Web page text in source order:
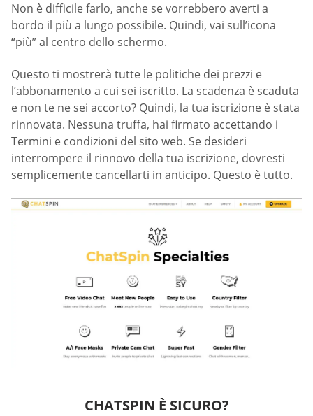
Non è difficile farlo, anche se vorrebbero averti a
bordo il più a lungo possibile. Quindi, vai sull’icona
“più” al centro dello schermo.
Questo ti mostrerà tutte le politiche dei prezzi e
l’abbonamento a cui sei iscritto. La scadenza è scaduta
e non te ne sei accorto? Quindi, la tua iscrizione è stata
rinnovata. Nessuna truffa, hai firmato accettando i
Termini e condizioni del sito web. Se desideri
interrompere il rinnovo della tua iscrizione, dovresti
semplicemente cancellarti in anticipo. Questo è tutto.
CHATSPIN È SICURO?